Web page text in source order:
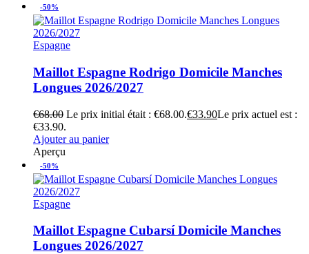
-50%
Espagne
Maillot Espagne Rodrigo Domicile Manches
Longues 2026/2027
€68.00 Le prix initial était : €68.00.€33.90Le prix actuel est :
€33.90.
Ajouter au panier
Aperçu
-50%
Espagne
Maillot Espagne Cubarsí Domicile Manches
Longues 2026/2027